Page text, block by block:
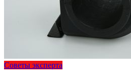
Советы эксперта